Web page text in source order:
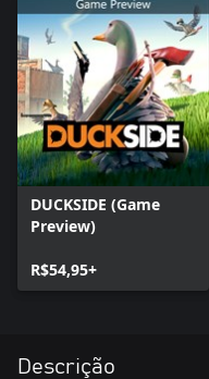
DUCKSIDE (Game
Preview)
R$54,95+
Descrição